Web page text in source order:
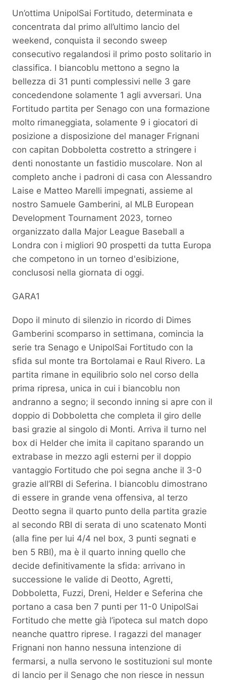
Un’ottima UnipolSai Fortitudo, determinata e
concentrata dal primo all’ultimo lancio del
weekend, conquista il secondo sweep
consecutivo regalandosi il primo posto solitario in
classifica. I biancoblu mettono a segno la
bellezza di 31 punti complessivi nelle 3 gare
concedendone solamente 1 agli avversari. Una
Fortitudo partita per Senago con una formazione
molto rimaneggiata, solamente 9 i giocatori di
posizione a disposizione del manager Frignani
con capitan Dobboletta costretto a stringere i
denti nonostante un fastidio muscolare. Non al
completo anche i padroni di casa con Alessandro
Laise e Matteo Marelli impegnati, assieme al
nostro Samuele Gamberini, al MLB European
Development Tournament 2023, torneo
organizzato dalla Major League Baseball a
Londra con i migliori 90 prospetti da tutta Europa
che competono in un torneo d'esibizione,
conclusosi nella giornata di oggi.
GARA1
Dopo il minuto di silenzio in ricordo di Dimes
Gamberini scomparso in settimana, comincia la
serie tra Senago e UnipolSai Fortitudo con la
sfida sul monte tra Bortolamai e Raul Rivero. La
partita rimane in equilibrio solo nel corso della
prima ripresa, unica in cui i biancoblu non
andranno a segno; il secondo inning si apre con il
doppio di Dobboletta che completa il giro delle
basi grazie al singolo di Monti. Arriva il turno nel
box di Helder che imita il capitano sparando un
extrabase in mezzo agli esterni per il doppio
vantaggio Fortitudo che poi segna anche il 3-0
grazie all’RBI di Seferina. I biancoblu dimostrano
di essere in grande vena offensiva, al terzo
Deotto segna il quarto punto della partita grazie
al secondo RBI di serata di uno scatenato Monti
(alla fine per lui 4/4 nel box, 3 punti segnati e
ben 5 RBI), ma è il quarto inning quello che
decide definitivamente la sfida: arrivano in
successione le valide di Deotto, Agretti,
Dobboletta, Fuzzi, Dreni, Helder e Seferina che
portano a casa ben 7 punti per 11-0 UnipolSai
Fortitudo che mette già l’ipoteca sul match dopo
neanche quattro riprese. I ragazzi del manager
Frignani non hanno nessuna intenzione di
fermarsi, a nulla servono le sostituzioni sul monte
di lancio per il Senago che non riesce in nessun